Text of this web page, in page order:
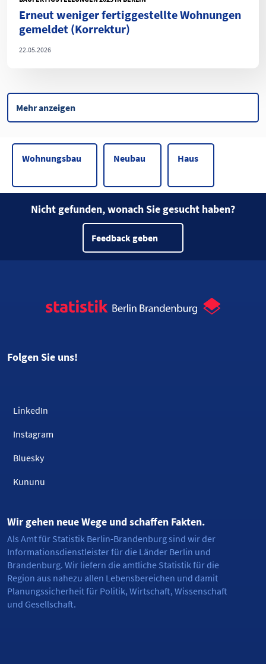
Erneut weniger fertiggestellte Wohnungen
gemeldet (Korrektur)
22.05.2026
Mehr anzeigen
Wohnungsbau Neubau Haus
Nicht gefunden, wonach Sie gesucht haben?
Feedback geben
Folgen Sie uns!
LinkedIn
Instagram
Bluesky
Kununu
Wir gehen neue Wege und schaffen Fakten.
Als Amt für Statistik Berlin-Brandenburg sind wir der
Informationsdienstleister für die Länder Berlin und
Brandenburg. Wir liefern die amtliche Statistik für die
Region aus nahezu allen Lebensbereichen und damit
Planungssicherheit für Politik, Wirtschaft, Wissenschaft
und Gesellschaft.